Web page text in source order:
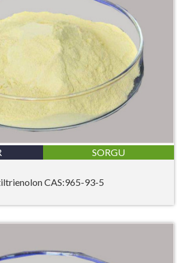
SORGU
CAS:965-93-5